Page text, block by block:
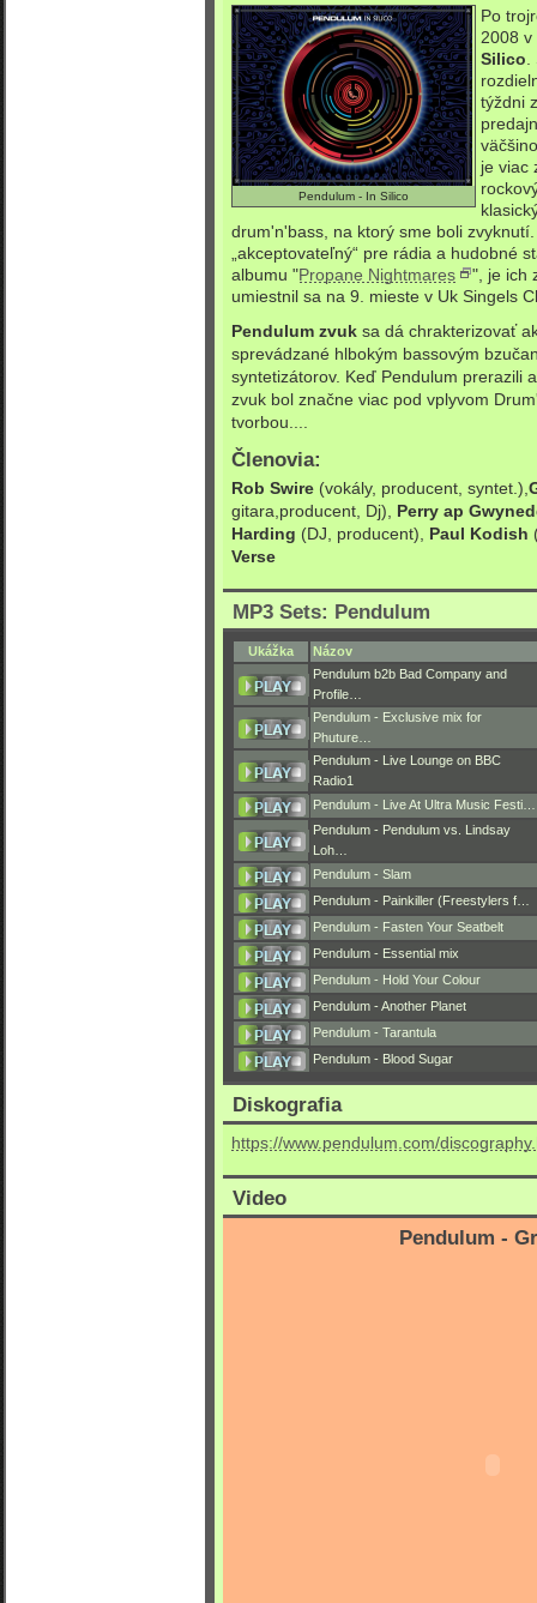
Pendulum - In Silico
Po
2008
Silico
týždni
je viac
drum'n'bass, na ktorý sme boli
„akceptovateľný“ pre rádia a hudobné
albumu "Propane Nightmares
", je ich
umiestnil sa na 9. mieste v Uk Singels
Pendulum zvuk sa dá chrakterizovať
sprevádzané hlbokým bassovým
syntetizátorov. Keď Pendulum prerazili
zvuk bol značne viac pod vplyvom
tvorbou....
Členovia:
Rob Swire (vokály, producent, syntet.),
gitara,producent, Dj), Perry ap
Harding (DJ, producent), Paul Kodish
Verse
MP3 Sets: Pendulum
Ukážka
Názov
Pendulum b2b Bad Company and
Profile…
Pendulum - Exclusive mix for
Phuture…
Pendulum - Live Lounge on BBC
Radio1
Pendulum - Live At Ultra Music Festi…
Pendulum - Pendulum vs. Lindsay
Loh…
Pendulum - Slam
Pendulum - Painkiller (Freestylers f…
Pendulum - Fasten Your Seatbelt
Pendulum - Essential mix
Pendulum - Hold Your Colour
Pendulum - Another Planet
Pendulum - Tarantula
Pendulum - Blood Sugar
Diskografia
https://www.pendulum.com/
Video
Pendulum -